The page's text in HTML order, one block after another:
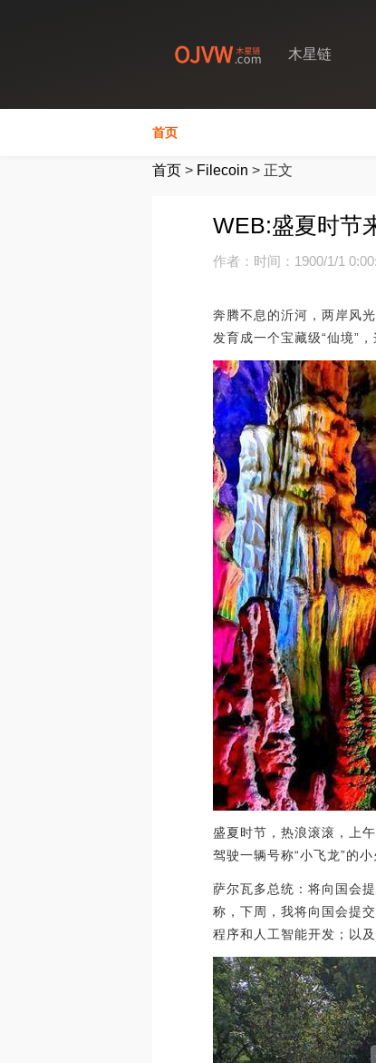
木星链
首页
首页 > Filecoin > 正文
WEB:盛夏时节
作者： 时间：1900/1/1
奔腾不息的沂河，两岸风
发育成一个宝藏级“仙境”
盛夏时节，热浪滚滚，上
驾驶一辆号称“小飞龙”的
萨尔瓦多总统：将向国会
称，下周，我将向国会提
程序和人工智能开发；以